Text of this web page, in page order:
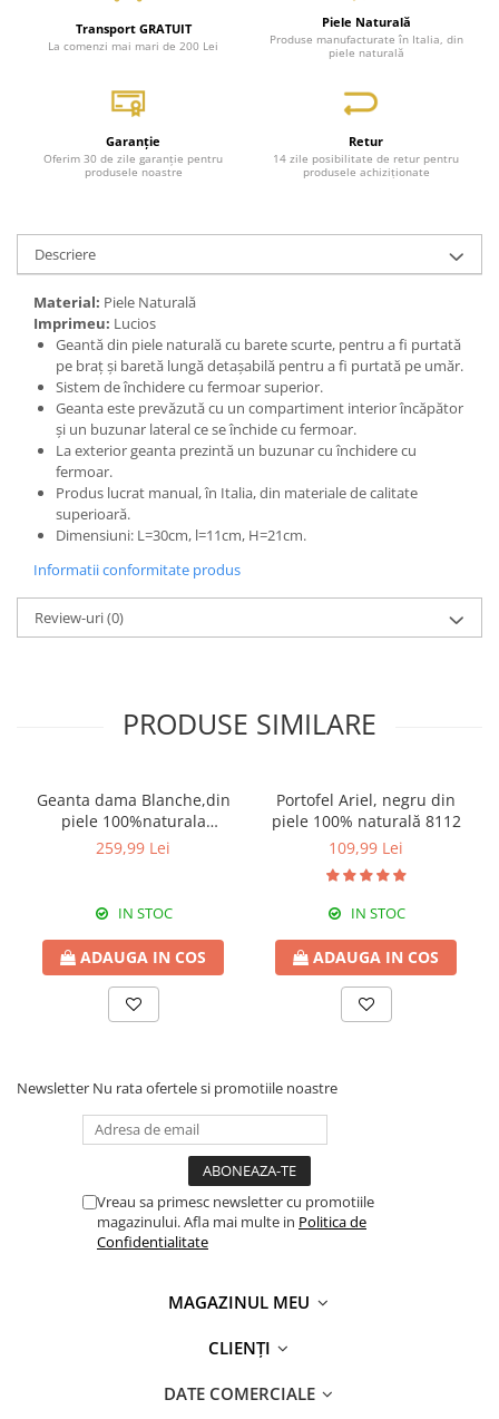
Transport GRATUIT
La comenzi mai mari de 200 Lei
Piele Naturală
Produse manufacturate în Italia, din
piele naturală
Garanție
Oferim 30 de zile garanție pentru
produsele noastre
Retur
14 zile posibilitate de retur pentru
produsele achiziționate
Descriere
Material: Piele Naturală
Imprimeu: Lucios
Geantă din piele naturală cu barete scurte, pentru a fi purtată
pe braț și baretă lungă detașabilă pentru a fi purtată pe umăr.
Sistem de închidere cu fermoar superior.
Geanta este prevăzută cu un compartiment interior încăpător
și un buzunar lateral ce se închide cu fermoar.
La exterior geanta prezintă un buzunar cu închidere cu
fermoar.
Produs lucrat manual, în Italia, din materiale de calitate
superioară.
Dimensiuni: L=30cm, l=11cm, H=21cm.
Informatii conformitate produs
Review-uri(0)
PRODUSE SIMILARE
Geanta dama Blanche,din
piele 100%naturala
Italia,8246,negru
259,99 Lei
IN STOC
ADAUGA IN COS
Portofel Ariel, negru din
piele 100% naturală 8112
109,99 Lei
IN STOC
ADAUGA IN COS
Newsletter Nu rata ofertele si promotiile noastre
Vreau sa primesc newsletter cu promotiile
magazinului. Afla mai multe in Politica de
Confidentialitate
MAGAZINUL MEU
CLIENȚI
DATE COMERCIALE